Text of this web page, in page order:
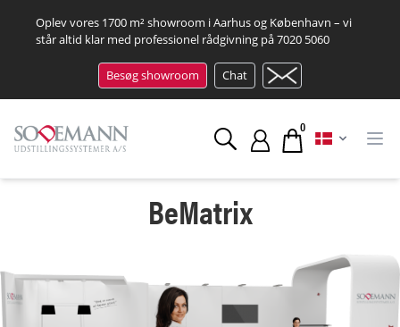
Oplev vores 1700 m² showroom i Aarhus og København – vi
står altid klar med professionel rådgivning på7020 5060
Besøg showroom Chat
0
BeMatrix